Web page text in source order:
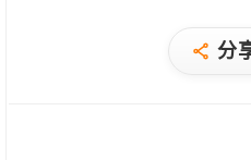
分